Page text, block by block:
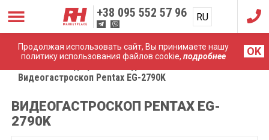
Продолжая использовать сайт, Вы принимаете нашу
политику использования файлов cookie, подробнее OK
+38 095 552 57 96 RU
UA
Видеогастроскоп Pentax EG-2790K
ВИДЕОГАСТРОСКОП PENTAX EG-
2790K